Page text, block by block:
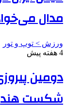
مدال
ورزش > توپ و تور
4 هفته پیش
دومین
شکست هند